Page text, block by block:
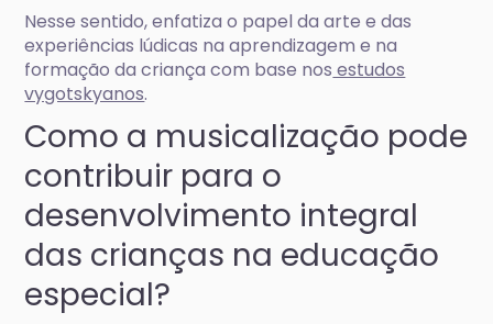
Nesse sentido, enfatiza o papel da arte e das
experiências lúdicas na aprendizagem e na
formação da criança com base nos estudos
vygotskyanos.
Como a musicalização pode
contribuir para o
desenvolvimento integral
das crianças na educação
especial?